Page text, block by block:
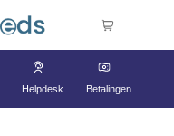
Helpdesk Betalingen